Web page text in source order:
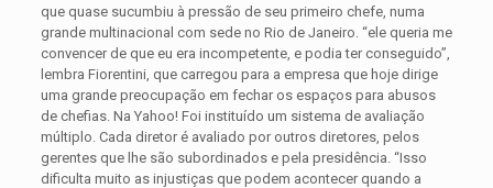
que quase sucumbiu à pressão de seu primeiro chefe, numa
grande multinacional com sede no Rio de Janeiro. “ele queria me
convencer de que eu era incompetente, e podia ter conseguido”,
lembra Fiorentini, que carregou para a empresa que hoje dirige
uma grande preocupação em fechar os espaços para abusos
de chefias. Na Yahoo! Foi instituído um sistema de avaliação
múltiplo. Cada diretor é avaliado por outros diretores, pelos
gerentes que lhe são subordinados e pela presidência. “Isso
dificulta muito as injustiças que podem acontecer quando a